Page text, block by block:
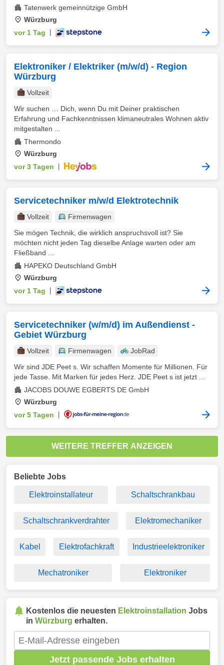
Tatenwerk gemeinnützige GmbH
Würzburg
vor 1 Tag
Elektroniker / Elektriker (m/w/d) - Region
Würzburg
Vollzeit
Wir suchen … Dich, wenn Du mit Deiner praktischen
Erfahrung und Fachkenntnissen klimaneutrales Wohnen aktiv
mitgestalten ...
Thermondo
Würzburg
vor 3 Tagen
Servicetechniker m/w/d Elektrotechnik
Vollzeit
Firmenwagen
Sie mögen Technik, die wirklich anspruchsvoll ist? Sie
möchten nicht jeden Tag dieselbe Anlage warten oder am
Fließband ...
HAPEKO Deutschland GmbH
Würzburg
vor 1 Tag
Servicetechniker (w/m/d) im Außendienst -
Gebiet Würzburg
Vollzeit Firmenwagen
JobRad
Wir sind JDE Peet s. Wir schaffen Momente für Millionen. Für
jede Tasse. Mit Marken für jedes Herz. JDE Peet s ist jetzt ...
JACOBS DOUWE EGBERTS DE GmbH
Würzburg
vor 5 Tagen
WEITERE TREFFER ANZEIGEN
Beliebte Jobs
Elektroinstallateur Schaltschrankbau
Schaltschrankverdrahter Elektromechaniker
Kabel Elektrofachkraft Industrieelektroniker
Mechatroniker Elektroniker
Kostenlos die neuesten Elektroinstallation Jobs
in Würzburg erhalten.
Jetzt passende Jobs erhalten